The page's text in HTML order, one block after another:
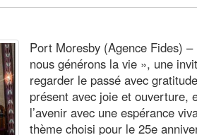
Port Moresby (Agence Fides) –
nous générons la vie », une
regarder le passé avec
présent avec joie et ouverture,
l’avenir avec une espérance
thème choisi pour le 25e